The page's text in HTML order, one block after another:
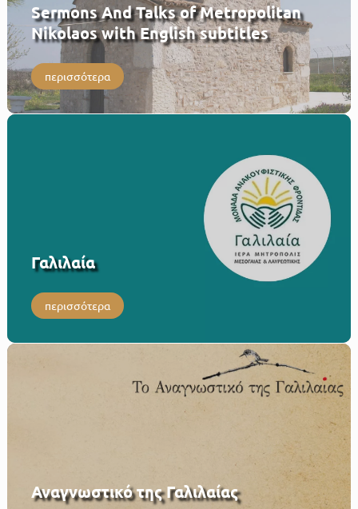
Sermons And Talks of Metropolitan
Nikolaos with English subtitles
περισσότερα
Γαλιλαία
περισσότερα
Αναγνωστικό της Γαλιλαίας